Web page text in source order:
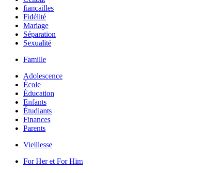
fiancailles
Fidélité
Mariage
Séparation
Sexualité
Famille
Adolescence
École
Éducation
Enfants
Étudiants
Finances
Parents
Vieillesse
For Her et For Him